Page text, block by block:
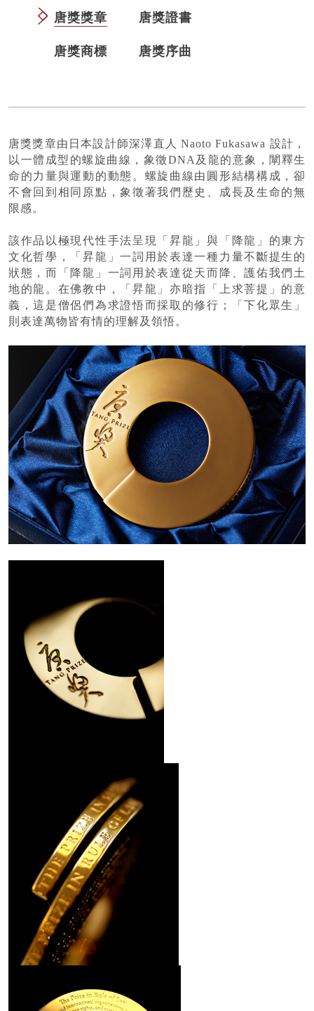
唐獎獎章 唐獎證書
唐獎商標 唐獎序曲
唐獎獎章由日本設計師深澤直人 Naoto Fukasawa 設計，
以一體成型的螺旋曲線，象徵DNA及龍的意象，闡釋生
命的力量與運動的動態。螺旋曲線由圓形結構構成，卻
不會回到相同原點，象徵著我們歷史、成長及生命的無
限感。
該作品以極現代性手法呈現「昇龍」與「降龍」的東方
文化哲學，「昇龍」一詞用於表達一種力量不斷提生的
狀態，而「降龍」一詞用於表達從天而降、護佑我們土
地的龍。在佛教中，「昇龍」亦暗指「上求菩提」的意
義，這是僧侶們為求證悟而採取的修行；「下化眾生」
則表達萬物皆有情的理解及領悟。